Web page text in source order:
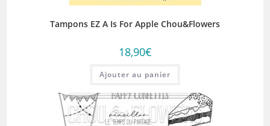
Tampons EZ A Is For Apple Chou&Flowers
18,90€
Ajouter au panier